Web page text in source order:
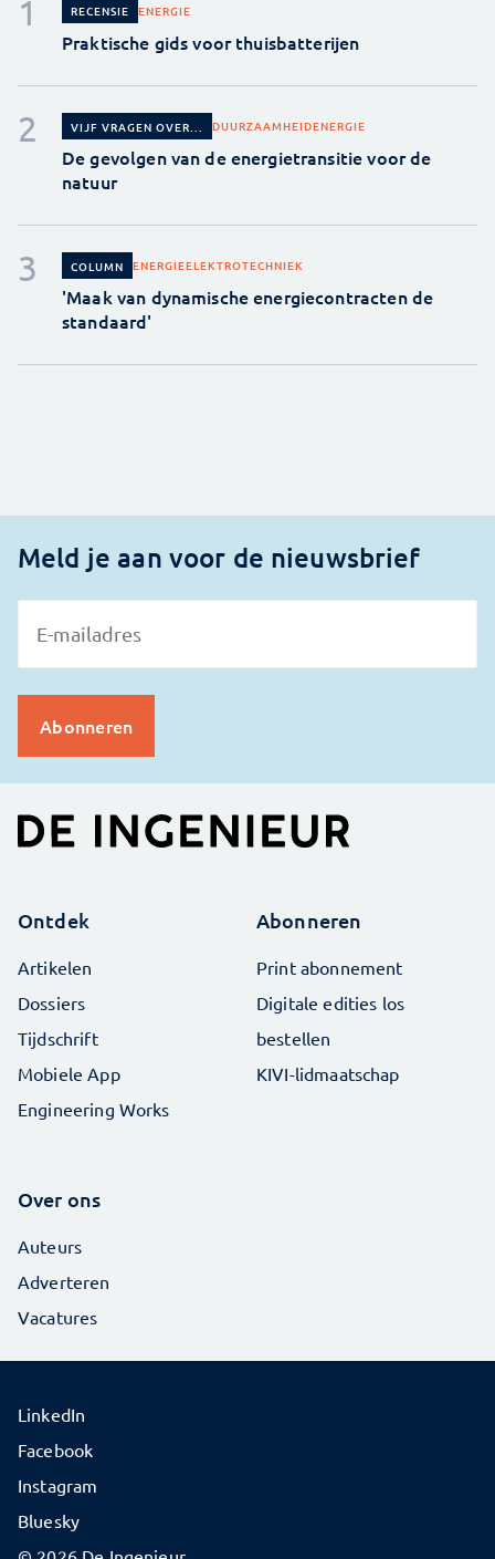
RECENSIE ENERGIE
Praktische gids voor thuisbatterijen
VIJF VRAGEN OVER... DUURZAAMHEIDENERGIE
De gevolgen van de energietransitie voor de
natuur
COLUMN ENERGIEELEKTROTECHNIEK
'Maak van dynamische energiecontracten de
standaard'
Meld je aan voor de nieuwsbrief
Ontdek
Artikelen
Dossiers
Tijdschrift
Mobiele App
Engineering Works
Abonneren
Print abonnement
Digitale edities los
bestellen
KIVI-lidmaatschap
Over ons
Auteurs
Adverteren
Vacatures
LinkedIn
Facebook
Instagram
Bluesky